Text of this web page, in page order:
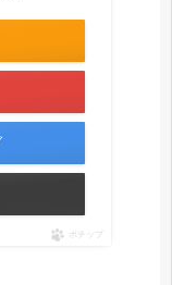
ポチップ